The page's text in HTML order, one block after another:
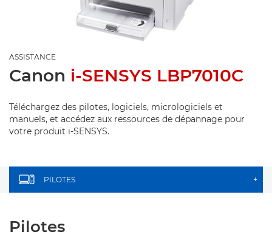
ASSISTANCE
Canon i-SENSYS LBP7010C
Téléchargez des pilotes, logiciels, micrologiciels et
manuels, et accédez aux ressources de dépannage pour
votre produit i-SENSYS.
PILOTES +
Pilotes